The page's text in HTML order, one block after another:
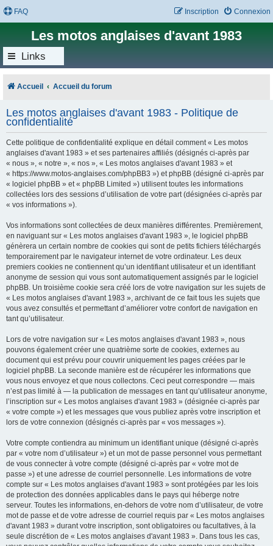
FAQ Connexion
Inscription
Les motos anglaises d'avant 1983
Links
Accueil Accueil du forum
Les motos anglaises d'avant 1983 - Politique de
confidentialité
Cette politique de confidentialité explique en détail comment « Les motos
anglaises d'avant 1983 » et ses partenaires affiliés (désignés ci-après par
« nous », « notre », « nos », « Les motos anglaises d'avant 1983 » et
« https://www.motos-anglaises.com/phpBB3 ») et phpBB (désigné ci-après par
« logiciel phpBB » et « phpBB Limited ») utilisent toutes les informations
collectées lors des sessions d’utilisation de votre part (désignées ci-après par
« vos informations »).
Vos informations sont collectées de deux manières différentes. Premièrement,
en naviguant sur « Les motos anglaises d'avant 1983 », le logiciel phpBB
génèrera un certain nombre de cookies qui sont de petits fichiers téléchargés
temporairement par le navigateur internet de votre ordinateur. Les deux
premiers cookies ne contiennent qu’un identifiant utilisateur et un identifiant
anonyme de session qui vous sont automatiquement assignés par le logiciel
phpBB. Un troisième cookie sera créé lors de votre navigation sur les sujets de
« Les motos anglaises d'avant 1983 », archivant de ce fait tous les sujets que
vous avez consultés et permettant d’améliorer votre confort de navigation en
tant qu’utilisateur.
Lors de votre navigation sur « Les motos anglaises d'avant 1983 », nous
pouvons également créer une quatrième sorte de cookies, externes au
document qui est prévu pour couvrir uniquement les pages créées par le
logiciel phpBB. La seconde manière est de récupérer les informations que
vous nous envoyez et que nous collectons. Ceci peut correspondre — mais
n’est pas limité à — la publication de messages en tant qu’utilisateur anonyme,
l’inscription sur « Les motos anglaises d'avant 1983 » (désignée ci-après par
« votre compte ») et les messages que vous publiez après votre inscription et
lors de votre connexion (désignés ci-après par « vos messages »).
Votre compte contiendra au minimum un identifiant unique (désigné ci-après
par « votre nom d’utilisateur ») et un mot de passe personnel vous permettant
de vous connecter à votre compte (désigné ci-après par « votre mot de
passe ») et une adresse de courriel personnelle. Les informations de votre
compte sur « Les motos anglaises d'avant 1983 » sont protégées par les lois
de protection des données applicables dans le pays qui héberge notre
serveur. Toutes les informations, en-dehors de votre nom d’utilisateur, de votre
mot de passe et de votre adresse de courriel requis par « Les motos anglaises
d'avant 1983 » durant votre inscription, sont obligatoires ou facultatives, à la
seule discrétion de « Les motos anglaises d'avant 1983 ». Dans tous les cas,